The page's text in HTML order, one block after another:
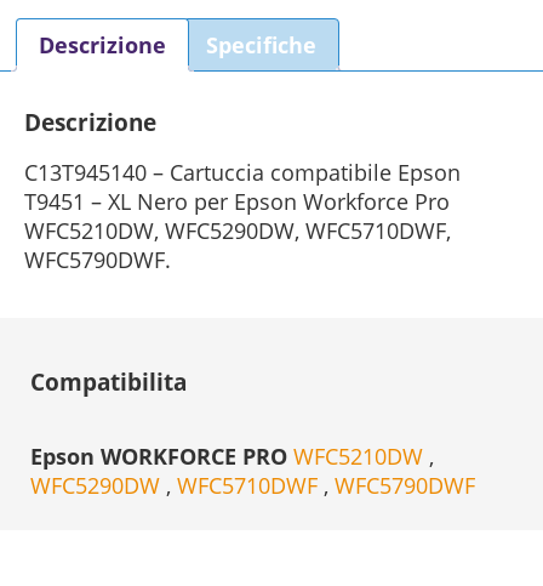
(C13T945140)
Nero
Compatibile
Descrizione Specifiche
Descrizione
C13T945140 – Cartuccia compatibile Epson
T9451 – XL Nero per Epson Workforce Pro
WFC5210DW, WFC5290DW, WFC5710DWF,
WFC5790DWF.
Compatibilita
Epson WORKFORCE PRO WFC5210DW ,
WFC5290DW , WFC5710DWF , WFC5790DWF